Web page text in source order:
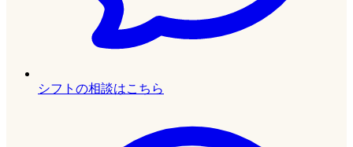
シフトの相談はこちら